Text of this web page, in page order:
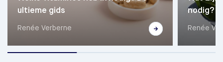
ultieme gids
Renée Verberne
nodig?
Renée